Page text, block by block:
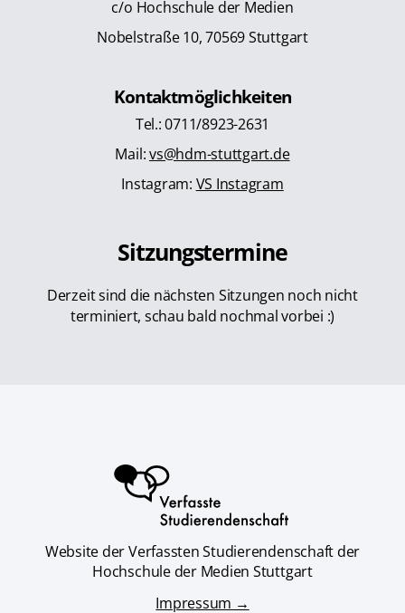
c/o Hochschule der Medien
Nobelstraße 10, 70569 Stuttgart
Kontaktmöglichkeiten
Tel.: 0711/8923-2631
Mail:vs@hdm-stuttgart.de
Instagram: VS Instagram
Sitzungstermine
Derzeit sind die nächsten Sitzungen noch nicht
terminiert, schau bald nochmal vorbei :)
Website der Verfassten Studierendenschaft der
Hochschule der Medien Stuttgart
Impressum →